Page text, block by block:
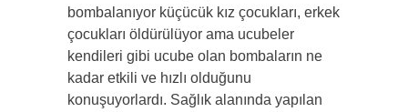
bombalanıyor küçücük kız çocukları, erkek
çocukları öldürülüyor ama ucubeler
kendileri gibi ucube olan bombaların ne
kadar etkili ve hızlı olduğunu
konuşuyorlardı. Sağlık alanında yapılan